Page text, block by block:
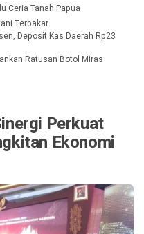
Ceria Tanah Papua
Terbakar
Deposit Kas Daerah Rp23
Ratusan Botol Miras
Perkuat
Ekonomi